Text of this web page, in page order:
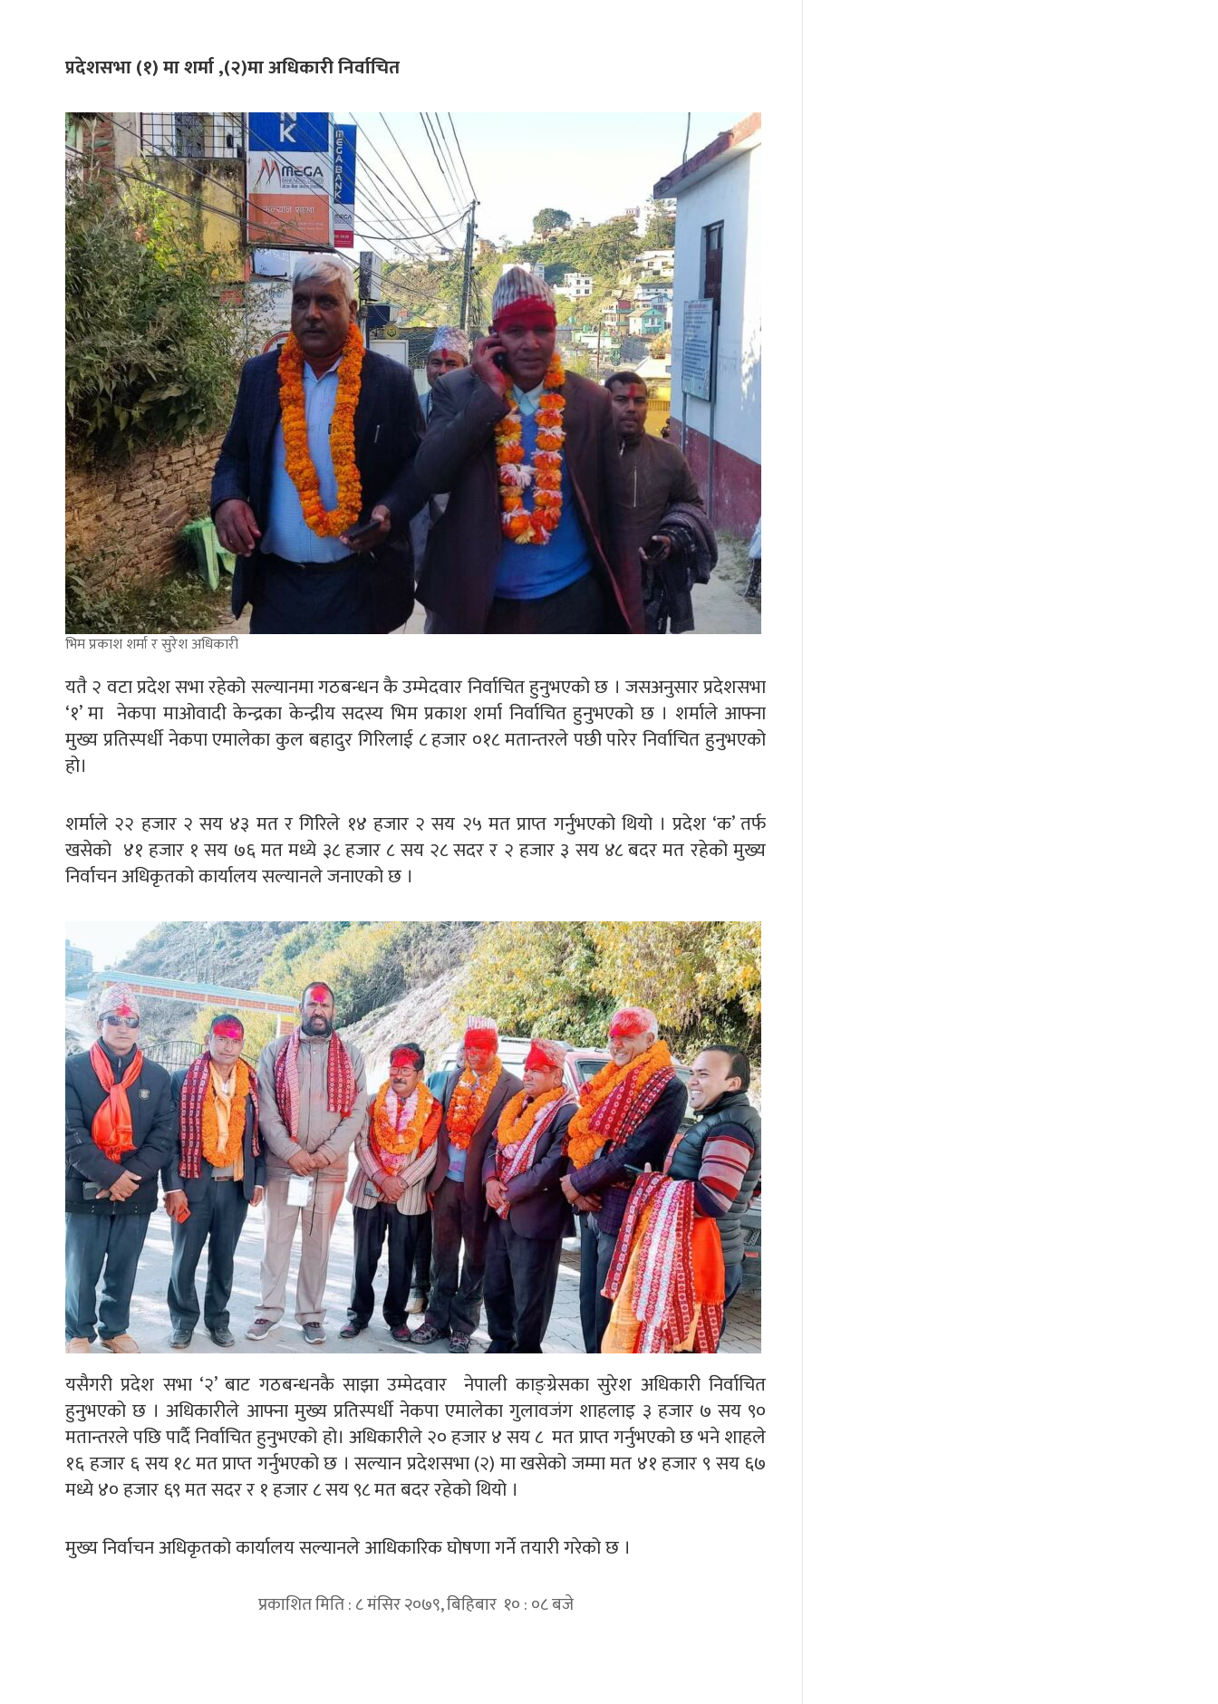
प्रदेशसभा (१) मा शर्मा ,(२)मा अधिकारी निर्वाचित
भिम प्रकाश शर्मा र सुरेश अधिकारी
यतै २ वटा प्रदेश सभा रहेको सल्यानमा गठबन्धन कै उम्मेदवार निर्वाचित हुनुभएको छ । जसअनुसार प्रदेशसभा
‘१’ मा नेकपा माओवादी केन्द्रका केन्द्रीय सदस्य भिम प्रकाश शर्मा निर्वाचित हुनुभएको छ । शर्माले आफ्ना
मुख्य प्रतिस्पर्धी नेकपा एमालेका कुल बहादुर गिरिलाई ८ हजार ०१८ मतान्तरले पछी पारेर निर्वाचित हुनुभएको
हो।
शर्माले २२ हजार २ सय ४३ मत र गिरिले १४ हजार २ सय २५ मत प्राप्त गर्नुभएको थियो । प्रदेश ‘क’ तर्फ
खसेको ४१ हजार १ सय ७६ मत मध्ये ३८ हजार ८ सय २८ सदर र २ हजार ३ सय ४८ बदर मत रहेको मुख्य
निर्वाचन अधिकृतको कार्यालय सल्यानले जनाएको छ ।
यसैगरी प्रदेश सभा ‘२’ बाट गठबन्धनकै साझा उम्मेदवार नेपाली काङ्ग्रेसका सुरेश अधिकारी निर्वाचित
हुनुभएको छ । अधिकारीले आफ्ना मुख्य प्रतिस्पर्धी नेकपा एमालेका गुलावजंग शाहलाइ ३ हजार ७ सय ९०
मतान्तरले पछि पार्दै निर्वाचित हुनुभएको हो। अधिकारीले २० हजार ४ सय ८ मत प्राप्त गर्नुभएको छ भने शाहले
१६ हजार ६ सय १८ मत प्राप्त गर्नुभएको छ । सल्यान प्रदेशसभा (२) मा खसेको जम्मा मत ४१ हजार ९ सय ६७
मध्ये ४० हजार ६९ मत सदर र १ हजार ८ सय ९८ मत बदर रहेको थियो ।
मुख्य निर्वाचन अधिकृतको कार्यालय सल्यानले आधिकारिक घोषणा गर्ने तयारी गरेको छ ।
प्रकाशित मिति : ८ मंसिर २०७९, बिहिबार १० : ०८ बजे